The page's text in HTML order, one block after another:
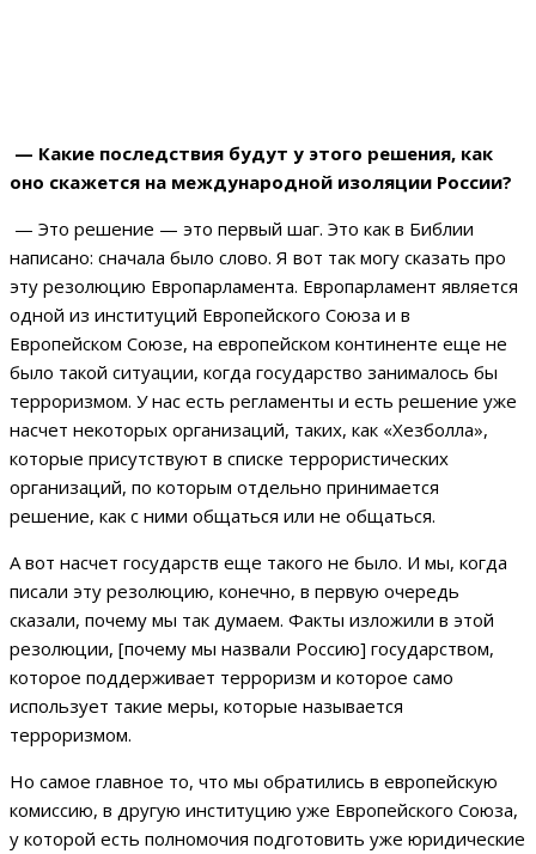
— Какие последствия будут у этого решения, как
оно скажется на международной изоляции России?
— Это решение — это первый шаг. Это как в Библии
написано: сначала было слово. Я вот так могу сказать про
эту резолюцию Европарламента. Европарламент является
одной из институций Европейского Союза и в
Европейском Союзе, на европейском континенте еще не
было такой ситуации, когда государство занималось бы
терроризмом. У нас есть регламенты и есть решение уже
насчет некоторых организаций, таких, как «Хезболла»,
которые присутствуют в списке террористических
организаций, по которым отдельно принимается
решение, как с ними общаться или не общаться.
А вот насчет государств еще такого не было. И мы, когда
писали эту резолюцию, конечно, в первую очередь
сказали, почему мы так думаем. Факты изложили в этой
резолюции, [почему мы назвали Россию] государством,
которое поддерживает терроризм и которое само
использует такие меры, которые называется
терроризмом.
Но самое главное то, что мы обратились в европейскую
комиссию, в другую институцию уже Европейского Союза,
у которой есть полномочия подготовить уже юридические